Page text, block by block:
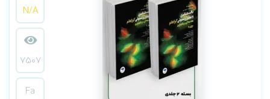
N/A
7507
Fa